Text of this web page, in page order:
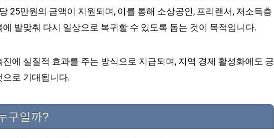
25만원의 금액이 지원되며, 이를 통해 소상공인, 프리랜서, 저소득층
발맞춰 다시 일상으로 복귀할 수 있도록 돕는 것이 목적입니다.
에 실질적 효과를 주는 방식으로 지급되며, 지역 경제 활성화에도 긍
로 기대됩니다.
구일까?